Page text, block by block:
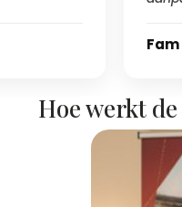
Hoe werkt